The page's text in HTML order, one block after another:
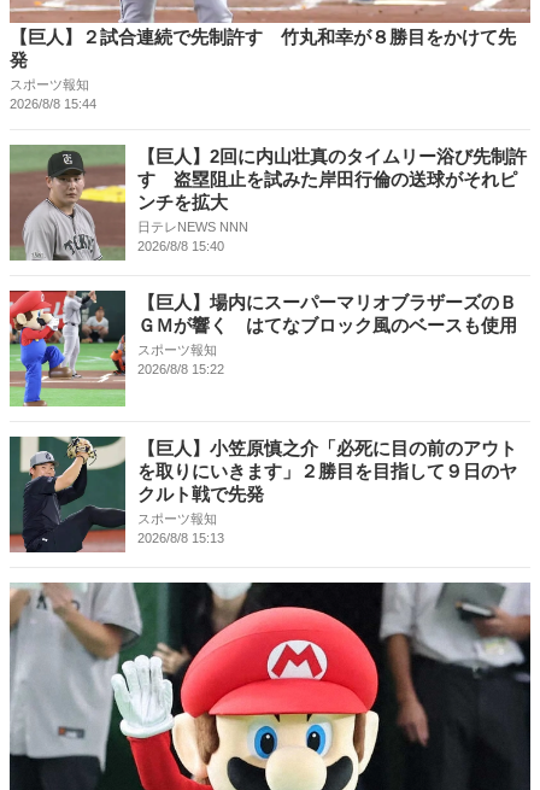
【巨人】２試合連続で先制許す 竹丸和幸が８勝目をかけて先
発
スポーツ報知
2026/8/8 15:44
【巨人】2回に内山壮真のタイムリー浴び先制許
す 盗塁阻止を試みた岸田行倫の送球がそれピ
ンチを拡大
日テレNEWS NNN
2026/8/8 15:40
【巨人】場内にスーパーマリオブラザーズのＢ
ＧＭが響く はてなブロック風のベースも使用
スポーツ報知
2026/8/8 15:22
【巨人】小笠原慎之介「必死に目の前のアウト
を取りにいきます」２勝目を目指して９日のヤ
クルト戦で先発
スポーツ報知
2026/8/8 15:13